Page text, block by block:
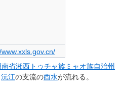
南省湘西トゥチャ族ミャオ族自治州
沅江の支流の酉水が流れる。